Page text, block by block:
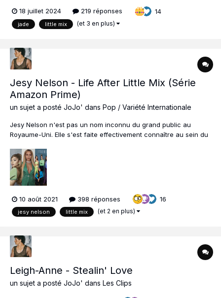
passés au sein des Little Mix, Jesy Nelson a quitté le girlsband
en décemb...
18 juillet 2024 219 réponses 14
jade little mix (et 3 en plus)
Jesy Nelson - Life After Little Mix (Série
Amazon Prime)
un sujet a posté JoJo' dans Pop / Variété Internationale
Jesy Nelson n'est pas un nom inconnu du grand public au
Royaume-Uni. Elle s'est faite effectivement connaître au sein du
l'histoire des charts anglais... En 2011, elle rejoint X Factor, et les
jurés décident de la caser d...
10 août 2021 398 réponses 16
jesy nelson little mix (et 2 en plus)
Leigh-Anne - Stealin' Love
un sujet a posté JoJo' dans Les Clips